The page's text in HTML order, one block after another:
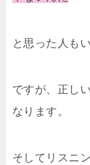
と思った人も
ですが、正し
なります。
そしてリスニ